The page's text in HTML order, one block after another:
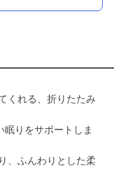
くれる、折りたたみ
りをサポートしま
、ふんわりとした柔